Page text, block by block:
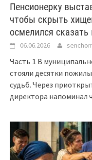
Пенсионерку
чтобы скрыть
осмелился сказать
06.06.2026
Часть 1 В
стояли десятки
судьб. Через
директора напоминал